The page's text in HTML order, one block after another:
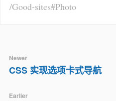
Good-sites Photo
Newer
CSS 实现选项卡式导航
Earlier